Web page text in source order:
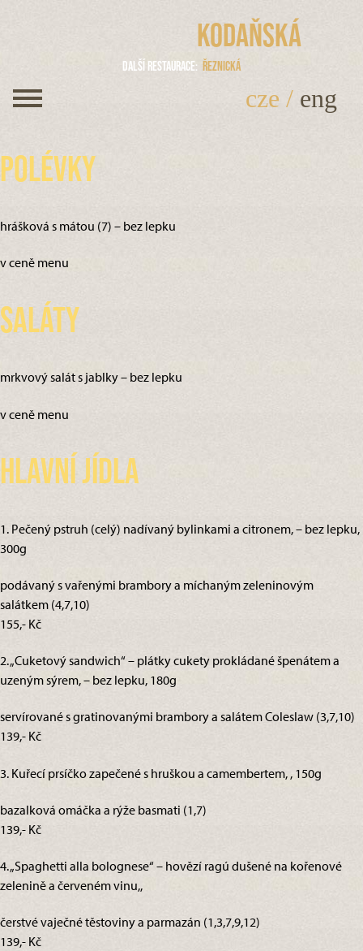
Kodaňská
Další restaurace Řeznická
cze / eng
Polévky
hrášková s mátou (7) – bez lepku
v ceně menu
Saláty
mrkvový salát s jablky – bez lepku
v ceně menu
Hlavní jídla
1. Pečený pstruh (celý) nadívaný bylinkami a citronem, – bez lepku,
300g
podávaný s vařenými brambory a míchaným zeleninovým
salátkem (4,7,10)
155,- Kč
2. „Cuketový sandwich“ – plátky cukety prokládané špenátem a
uzeným sýrem, – bez lepku, 180g
servírované s gratinovanými brambory a salátem Coleslaw (3,7,10)
139,- Kč
3. Kuřecí prsíčko zapečené s hruškou a camembertem, , 150g
bazalková omáčka a rýže basmati (1,7)
139,- Kč
4. „Spaghetti alla bolognese“ – hovězí ragú dušené na kořenové
zelenině a červeném vinu,,
čerstvé vaječné těstoviny a parmazán (1,3,7,9,12)
139,- Kč